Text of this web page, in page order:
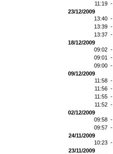
11:19 -
23/12/2009
13:40 -
13:39 -
13:37 -
18/12/2009
09:02 -
09:01 -
09:00 -
09/12/2009
11:58 -
11:56 -
11:55 -
11:52 -
02/12/2009
09:58 -
09:57 -
24/11/2009
10:23 -
23/11/2009